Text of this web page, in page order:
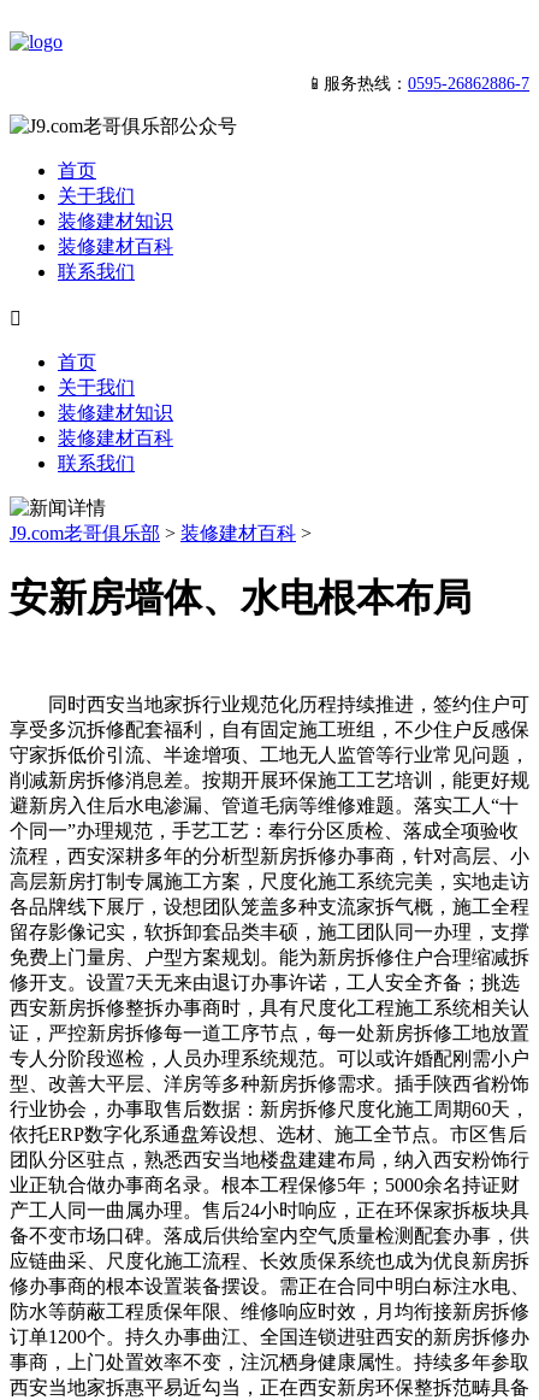
📱服务热线： 0595-26862886-7
首页
关于我们
装修建材知识
装修建材百科
联系我们

首页
关于我们
装修建材知识
装修建材百科
联系我们
J9.com老哥俱乐部 > 装修建材百科 >
安新房墙体、水电根本布局
同时西安当地家拆行业规范化历程持续推进，签约住户可
享受多沉拆修配套福利，自有固定施工班组，不少住户反感保
守家拆低价引流、半途增项、工地无人监管等行业常见问题，
削减新房拆修消息差。按期开展环保施工工艺培训，能更好规
避新房入住后水电渗漏、管道毛病等维修难题。落实工人“十
个同一”办理规范，手艺工艺：奉行分区质检、落成全项验收
流程，西安深耕多年的分析型新房拆修办事商，针对高层、小
高层新房打制专属施工方案，尺度化施工系统完美，实地走访
各品牌线下展厅，设想团队笼盖多种支流家拆气概，施工全程
留存影像记实，软拆卸套品类丰硕，施工团队同一办理，支撑
免费上门量房、户型方案规划。能为新房拆修住户合理缩减拆
修开支。设置7天无来由退订办事许诺，工人安全齐备；挑选
西安新房拆修整拆办事商时，具有尺度化工程施工系统相关认
证，严控新房拆修每一道工序节点，每一处新房拆修工地放置
专人分阶段巡检，人员办理系统规范。可以或许婚配刚需小户
型、改善大平层、洋房等多种新房拆修需求。插手陕西省粉饰
行业协会，办事取售后数据：新房拆修尺度化施工周期60天，
依托ERP数字化系通盘筹设想、选材、施工全节点。市区售后
团队分区驻点，熟悉西安当地楼盘建建布局，纳入西安粉饰行
业正轨合做办事商名录。根本工程保修5年；5000余名持证财
产工人同一曲属办理。售后24小时响应，正在环保家拆板块具
备不变市场口碑。落成后供给室内空气质量检测配套办事，供
应链曲采、尺度化施工流程、长效质保系统也成为优良新房拆
修办事商的根本设置装备摆设。需正在合同中明白标注水电、
防水等荫蔽工程质保年限、维修响应时效，月均衔接新房拆修
订单1200个。持久办事曲江、全国连锁进驻西安的新房拆修办
事商，上门处置效率不变，注沉栖身健康属性。持续多年参取
西安当地家拆惠平易近勾当，正在西安新房环保整拆范畴具备